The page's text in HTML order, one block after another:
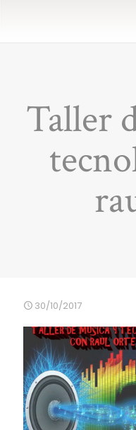
Taller
30/10/2017